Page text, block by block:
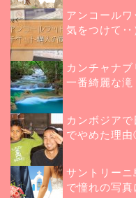
アンコール
気をつけて‥
カンチャナ
一番綺麗な滝
カンボジア
でやめた理
サントリー
で憧れの写真